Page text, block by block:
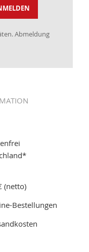
Abmeldung
(netto)
Bestellungen